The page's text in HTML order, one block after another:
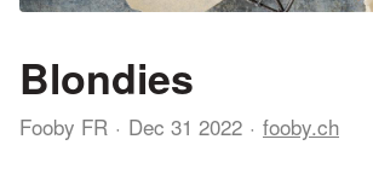
Blondies
Fooby FR Dec 31 2022 fooby.ch